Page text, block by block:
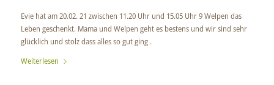
Evie hat am 20.02. 21 zwischen 11.20 Uhr und 15.05 Uhr 9 Welpen das
Leben geschenkt. Mama und Welpen geht es bestens und wir sind sehr
glücklich und stolz dass alles so gut ging .
Weiterlesen